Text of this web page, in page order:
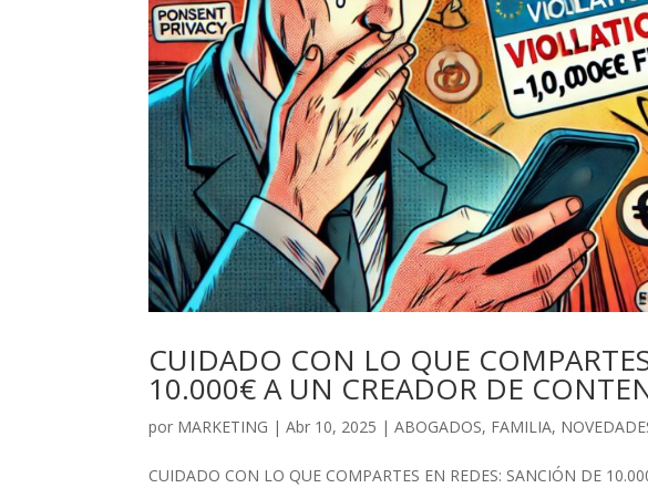
CUIDADO CON LO QUE
10.000€ A UN CREADOR DE
por MARKETING |Abr 10, 2025 |ABOGADOS, FAMILIA,
CUIDADO CON LO QUE COMPARTES EN REDES: SANCIÓN DE